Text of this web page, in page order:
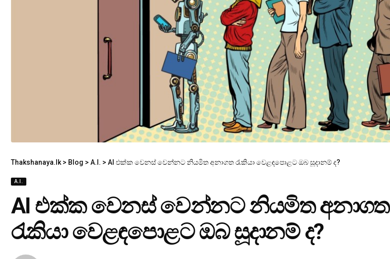
Thakshanaya.lk > Blog > A.I. > AI එක්ක වෙනස් වෙන්නට නියමිත අනාගත රැකියා වෙළඳපොළට ඔබ සූදානම් ද?
A.I.
AI එක්ක වෙනස් වෙන්නට නියමිත අනාගත
රැකියා වෙළඳපොළට ඔබ සූදානම් ද?